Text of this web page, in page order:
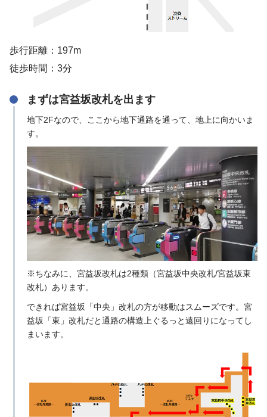
歩行距離：197m
徒歩時間：3分
まずは宮益坂改札を出ます
地下2Fなので、ここから地下通路を通って、地上に向かいま
す。
※ちなみに、宮益坂改札は2種類（宮益坂中央改札/宮益坂東
改札）あります。
できれば宮益坂「中央」改札の方が移動はスムーズです。宮
益坂「東」改札だと通路の構造上ぐるっと遠回りになってし
まいます。